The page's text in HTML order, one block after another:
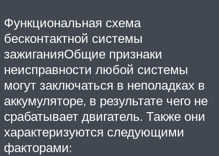
Функциональная схема
бесконтактной системы
зажиганияОбщие признаки
неисправности любой системы
могут заключаться в неполадках в
аккумуляторе, в результате чего не
срабатывает двигатель. Также они
характеризуются следующими
факторами: